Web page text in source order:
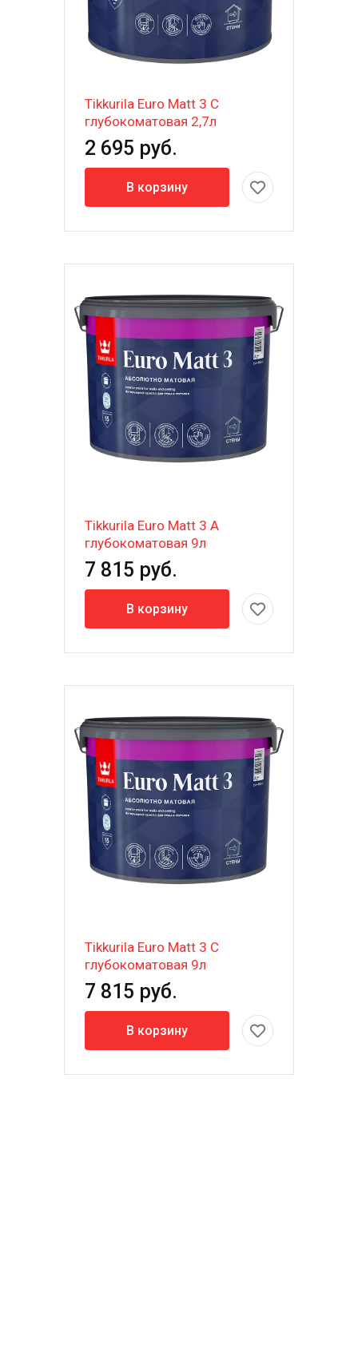
Tikkurila Euro Matt 3 C
глубокоматовая 2,7л
2 695 руб.
В корзину
Tikkurila Euro Matt 3 A
глубокоматовая 9л
7 815 руб.
В корзину
Tikkurila Euro Matt 3 C
глубокоматовая 9л
7 815 руб.
В корзину